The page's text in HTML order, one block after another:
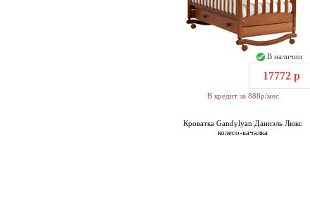
В наличии
17772 р
В кредит за 888р/мес
Кроватка Gandylyan Даниэль Люкс
колесо-качалка